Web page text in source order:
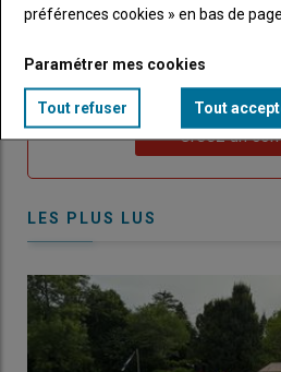
BodyChoisissez votre
compte pour accéder à
Lien Créez un
LES PLUS LUS
préférences cookies » en bas de
Paramétrer mes cookies
Tout refuser Tout